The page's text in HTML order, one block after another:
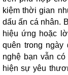
kiệm thời gian
dấu ấn cá nhân.
hiệu ứng hoặc
quên trong ngày
nghệ bạn vẫn
hiện sự yêu